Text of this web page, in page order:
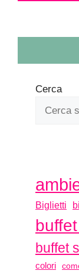
Cerca
Biglietti
buffet
colori